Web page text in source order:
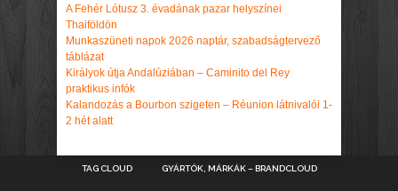
A Fehér Lótusz 3. évadának pazar helyszínei
Thaiföldön
Munkaszüneti napok 2026 naptár, szabadságtervező
táblázat
Királyok útja Andalúziában – Caminito del Rey
praktikus infók
Kalandozás a Bourbon szigeten – Réunion látnivalói 1-
2 hét alatt
TAG CLOUD GYÁRTÓK, MÁRKÁK – BRANDCLOUD